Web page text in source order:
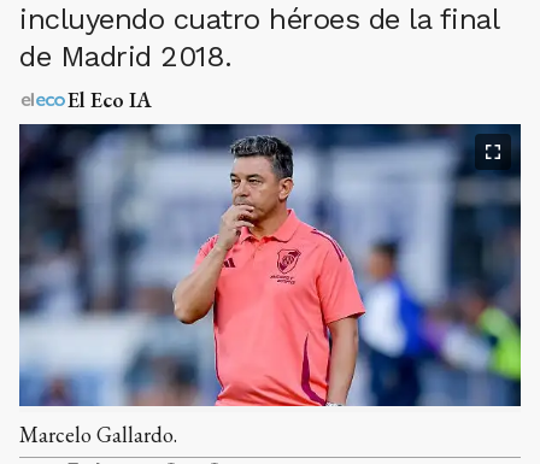
incluyendo cuatro héroes de la final
de Madrid 2018.
El Eco IA
Marcelo Gallardo.